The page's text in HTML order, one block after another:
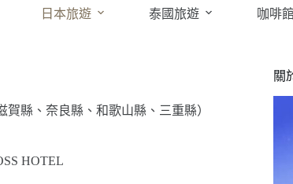
日本旅遊 泰國旅遊 咖啡館
縣、奈良縣、和歌山縣、三重縣）
關